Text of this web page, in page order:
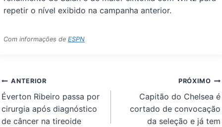
repetir o nível exibido na campanha anterior.
Com informações deESPN
Navegação
de
Post
ANTERIOR
Éverton Ribeiro passa por
cirurgia após diagnóstico
de câncer na tireoide
PRÓXIMO
Capitão do Chelsea é
cortado de convocação
da seleção e já tem